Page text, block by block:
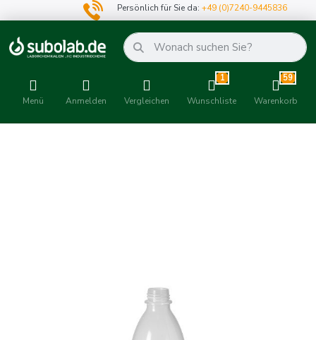
Persönlich für Sie da:+49 (0)7240-9445836
Menü Anmelden Vergleichen
1
Wunschliste
59
Warenkorb